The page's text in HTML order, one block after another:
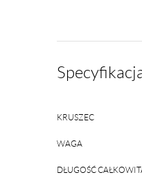
KRUSZEC
WAGA
DŁUGOŚĆ